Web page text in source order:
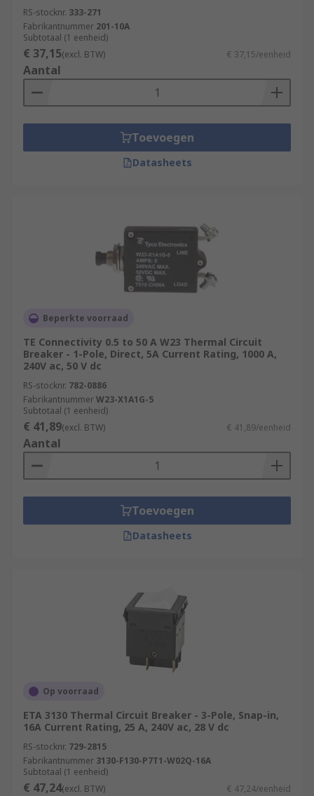
RS-stocknr. 333-271
Fabrikantnummer 201-10A
Subtotaal (1 eenheid)
€ 37,15(excl. BTW) € 37,15/eenheid
Aantal
Toevoegen
Datasheets
Beperkte voorraad
TE Connectivity 0.5 to 50 A W23 Thermal Circuit
Breaker - 1-Pole, Direct, 5A Current Rating, 1000 A,
240V ac, 50 V dc
RS-stocknr. 782-0886
FabrikantnummerW23-X1A1G-5
Subtotaal (1 eenheid)
€ 41,89(excl. BTW) € 41,89/eenheid
Aantal
Toevoegen
Datasheets
Op voorraad
ETA 3130 Thermal Circuit Breaker - 3-Pole, Snap-in,
16A Current Rating, 25 A, 240V ac, 28 V dc
RS-stocknr. 729-2815
Fabrikantnummer 3130-F130-P7T1-W02Q-16A
Subtotaal (1 eenheid)
€ 47,24(excl. BTW) € 47,24/eenheid